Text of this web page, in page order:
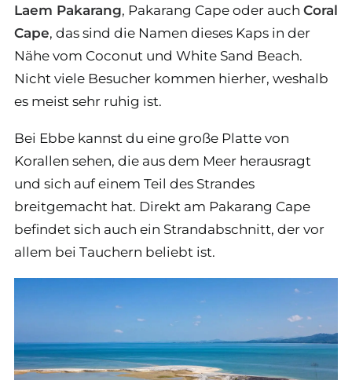
Laem Pakarang, Pakarang Cape oder auch Coral
Cape, das sind die Namen dieses Kaps in der
Nähe vom Coconut und White Sand Beach.
Nicht viele Besucher kommen hierher, weshalb
es meist sehr ruhig ist.
Bei Ebbe kannst du eine große Platte von
Korallen sehen, die aus dem Meer herausragt
und sich auf einem Teil des Strandes
breitgemacht hat. Direkt am Pakarang Cape
befindet sich auch ein Strandabschnitt, der vor
allem bei Tauchern beliebt ist.